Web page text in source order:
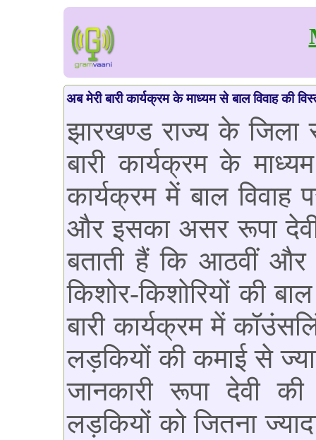
अब मेरी बारी कार्यक्रम के माध्यम से बाल विवाह की
झारखण्ड राज्य के जिला
बारी कार्यक्रम के
कार्यक्रम में बाल विवाह
और इसका असर रूपा
बताती हैं कि आठवीं और
किशोर-किशोरियों की
बारी कार्यक्रम में
लड़कियों की कमाई से
जानकारी रूपा देवी
लड़कियों को जितना